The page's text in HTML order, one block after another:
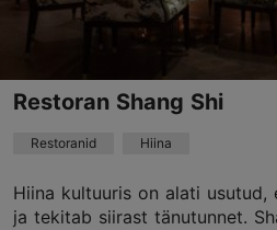
+372 600 0610
Best Restaurants
Restoran Shang Shi
Restoranid Hiina
Hiina kultuuris on alati
ja tekitab siirast tänutunnet.